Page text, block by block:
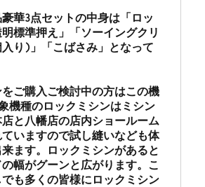
華3点セットの中身は「ロッ
標準押え」「ソーイングクリ
入り)」「こばさみ」となって
をご購入ご検討中の方はこの機
機種のロックミシンはミシン
と八幡店の店内ショールーム
いますので試し縫いなども体
ます。ロックミシンがあると
幅がグーンと広がります。こ
も多くの皆様にロックミシン